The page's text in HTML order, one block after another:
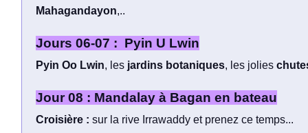
Mahagandayon,..
Jours 06-07 : Pyin U Lwin
Pyin Oo Lwin, les jardins botaniques, les jolies
Jour 08 : Mandalay à Bagan en bateau
Croisière : sur la rive Irrawaddy et prenez ce temps...